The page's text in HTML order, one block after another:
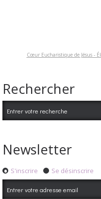
Cœur Eucharistique de Jésus -
Rechercher
Newsletter
S'inscrire Se désinscrire